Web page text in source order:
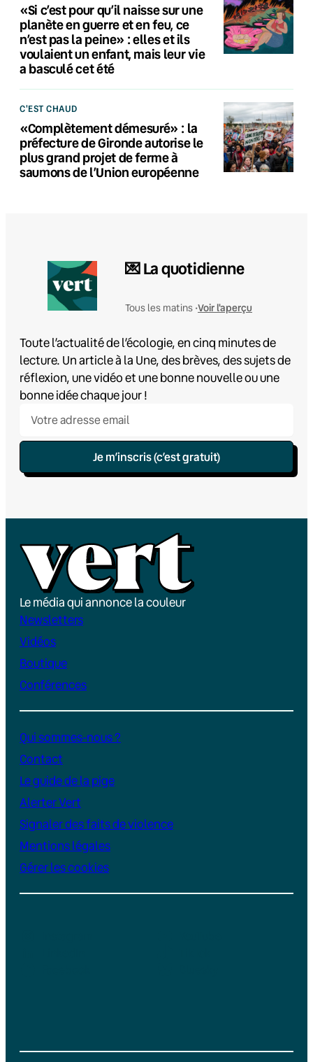
«Si c’est pour qu’il naisse sur une
planète en guerre et en feu, ce
n’est pas la peine» : elles et ils
voulaient un enfant, mais leur vie
a basculé cet été
C'EST CHAUD
«Complètement démesuré» : la
préfecture de Gironde autorise le
plus grand projet de ferme à
saumons de l’Union européenne
💌 La quotidienne
Tous les matins •Voir l'aperçu
Toute l’actualité de l’écologie, en cinq minutes de
lecture. Un article à la Une, des brèves, des sujets de
réflexion, une vidéo et une bonne nouvelle ou une
bonne idée chaque jour !
Je m’inscris (c’est gratuit)
Le média qui annonce la couleur
Newsletters
Vidéos
Boutique
Conférences
Qui sommes-nous ?
Contact
Le guide de la pige
Alerter Vert
Signaler des faits de violence
Mentions légales
Gérer les cookies